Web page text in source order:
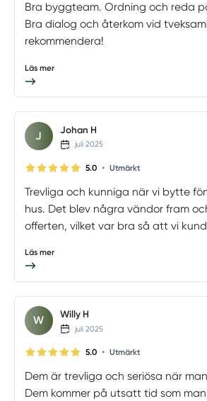
Bra byggteam. Ordning och reda
Bra dialog och återkom vid
rekommendera!
Läs mer
J Johan H
juli 2025
5.0 • Utmärkt
Trevliga och kunniga när vi bytte
hus. Det blev några vändor fram
offerten, vilket var bra så att vi
Läs mer
W Willy H
juli 2025
5.0 • Utmärkt
Dem är trevliga och seriösa när
Dem kommer på utsatt tid som